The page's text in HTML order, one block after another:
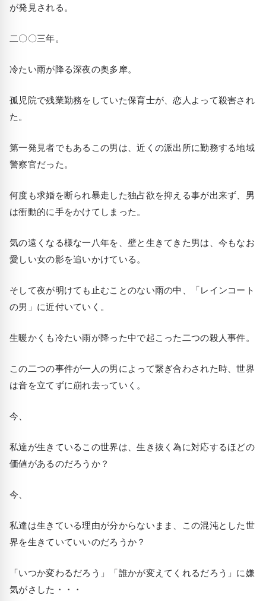
が発見される。
二〇〇三年。
冷たい雨が降る深夜の奥多摩。
孤児院で残業勤務をしていた保育士が、恋人よって殺害され
た。
第一発見者でもあるこの男は、近くの派出所に勤務する地域
警察官だった。
何度も求婚を断られ暴走した独占欲を抑える事が出来ず、男
は衝動的に手をかけてしまった。
気の遠くなる様な一八年を、壁と生きてきた男は、今もなお
愛しい女の影を追いかけている。
そして夜が明けても止むことのない雨の中、「レインコート
の男」に近付いていく。
生暖かくも冷たい雨が降った中で起こった二つの殺人事件。
この二つの事件が一人の男によって繋ぎ合わされた時、世界
は音を立てずに崩れ去っていく。
今、
私達が生きているこの世界は、生き抜く為に対応するほどの
価値があるのだろうか？
今、
私達は生きている理由が分からないまま、この混沌とした世
界を生きていていいのだろうか？
「いつか変わるだろう」「誰かが変えてくれるだろう」に嫌
気がさした・・・